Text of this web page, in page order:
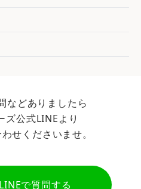
などありましたら
ズ公式LINEより
せくださいませ。
で質問する